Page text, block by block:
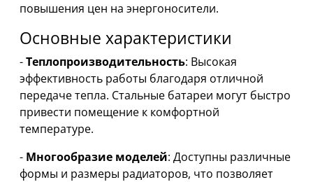
повышения цен на энергоносители.
Основные характеристики
-Теплопроизводительность: Высокая
эффективность работы благодаря отличной
передаче тепла. Стальные батареи могут быстро
привести помещение к комфортной
температуре.
- Многообразие моделей: Доступны различные
формы и размеры радиаторов, что позволяет